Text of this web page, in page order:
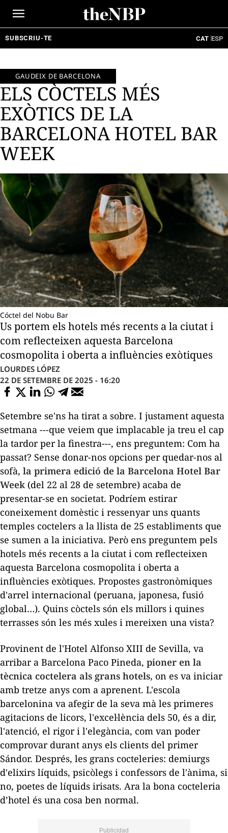
SUBSCRIU-TE CAT ESP
GAUDEIX DE BARCELONA
ELS CÒCTELS MÉS
EXÒTICS DE LA
BARCELONA HOTEL BAR
WEEK
Cóctel del Nobu Bar
Us portem els hotels més recents a la ciutat i
com reflecteixen aquesta Barcelona
cosmopolita i oberta a influències exòtiques
LOURDES LÓPEZ
22 DE SETEMBRE DE 2025 - 16:20
Setembre se'ns ha tirat a sobre. I justament aquesta
setmana ---que veiem que implacable ja treu el cap
la tardor per la finestra---, ens preguntem: Com ha
passat? Sense donar-nos opcions per quedar-nos al
sofà, la primera edició de la Barcelona Hotel Bar
Week (del 22 al 28 de setembre) acaba de
presentar-se en societat. Podríem estirar
coneixement domèstic i ressenyar uns quants
temples coctelers a la llista de 25 establiments que
se sumen a la iniciativa. Però ens preguntem pels
hotels més recents a la ciutat i com reflecteixen
aquesta Barcelona cosmopolita i oberta a
influències exòtiques. Propostes gastronòmiques
d'arrel internacional (peruana, japonesa, fusió
global…). Quins còctels són els millors i quines
terrasses són les més xules i mereixen una vista?
Provinent de l'Hotel Alfonso XIII de Sevilla, va
arribar a Barcelona Paco Pineda, pioner en la
tècnica coctelera als grans hotels, on es va iniciar
amb tretze anys com a aprenent. L'escola
barcelonina va afegir de la seva mà les primeres
agitacions de licors, l'excel·lència dels 50, és a dir,
l'atenció, el rigor i l'elegància, com van poder
comprovar durant anys els clients del primer
Sándor. Després, les grans cocteleries: demiurgs
d'elixirs líquids, psicòlegs i confessors de l'ànima, si
no, poetes de líquids irisats. Ara la bona cocteleria
d’hotel és una cosa ben normal.